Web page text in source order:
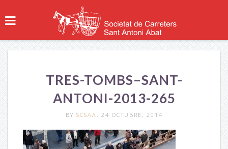
TRES-TOMBS–SANT-
ANTONI-2013-265
BY SCSAA , 24 OCTUBRE, 2014